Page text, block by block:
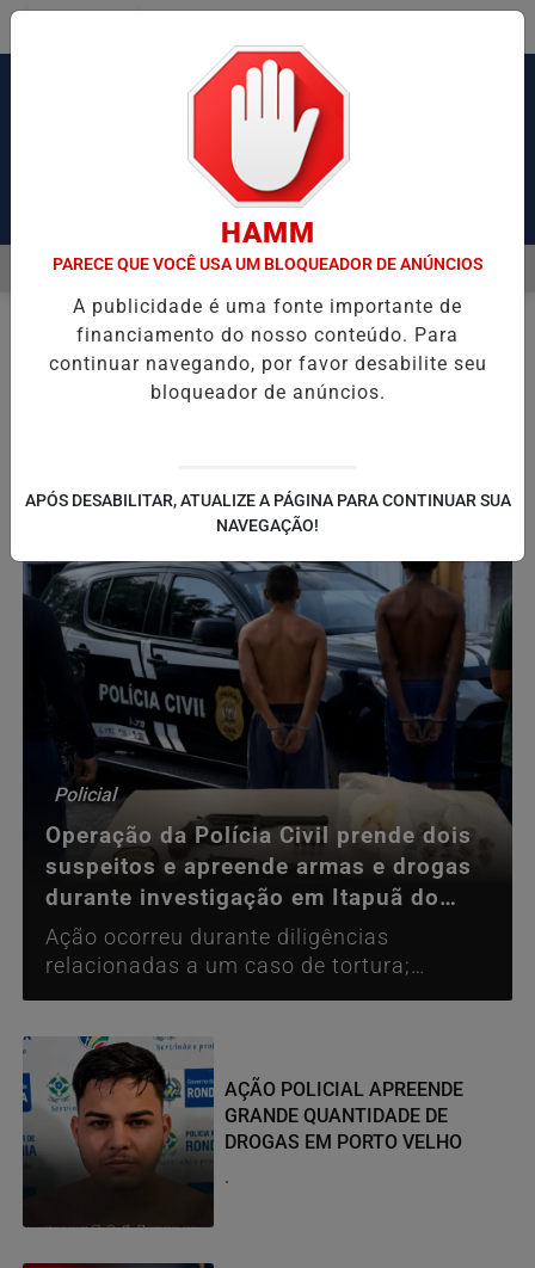
Pesquisar Notícia
CONGESTIONAMENTO DE MAIS DE 2 MIL KM MEDIDA
EM ALTA
MENU
EMNOTÍCIAS POLICIAL
Policial
Operação da Polícia Civil prende dois
suspeitos e apreende armas e drogas
durante investigação em Itapuã do
Oeste
Ação ocorreu durante diligências
relacionadas a um caso de tortura;
segundo a Polícia Civil, os investigados
facção criminosa.
AÇÃO POLICIAL APREENDE
GRANDE QUANTIDADE DE
DROGAS EM PORTO VELHO
.
HAMM
PARECE QUE VOCÊ USA UM BLOQUEADOR DE ANÚNCIOS
A publicidade é uma fonte importante de
financiamento do nosso conteúdo. Para
continuar navegando, por favor desabilite seu
bloqueador de anúncios.
APÓS DESABILITAR, ATUALIZE A PÁGINA PARA CONTINUAR SUA
NAVEGAÇÃO!